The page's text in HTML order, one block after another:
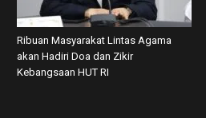
Ribuan Masyarakat Lintas Agama
akan Hadiri Doa dan Zikir
Kebangsaan HUT RI